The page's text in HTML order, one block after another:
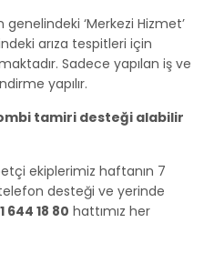
genelindeki ‘Merkezi Hizmet’
arıza tespitleri için
Sadece yapılan iş ve
yapılır.
tamiri desteği alabilir
ekiplerimiz haftanın 7
desteği ve yerinde
644 18 80 hattımız her